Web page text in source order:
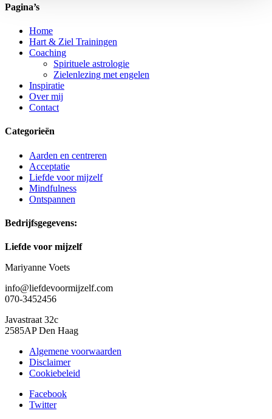
Pagina’s
Home
Hart & Ziel Trainingen
Coaching
Spirituele astrologie
Zielenlezing met engelen
Inspiratie
Over mij
Contact
Categorieën
Aarden en centreren
Acceptatie
Liefde voor mijzelf
Mindfulness
Ontspannen
Bedrijfsgegevens:
Liefde voor mijzelf
Mariyanne Voets
info@liefdevoormijzelf.com
070-3452456
Javastraat 32c
2585AP Den Haag
Algemene voorwaarden
Disclaimer
Cookiebeleid
Facebook
Twitter